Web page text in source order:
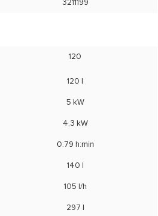
3211199
120
120 l
5 kW
4,3 kW
0:79 h:min
140 l
105 l/h
297 l